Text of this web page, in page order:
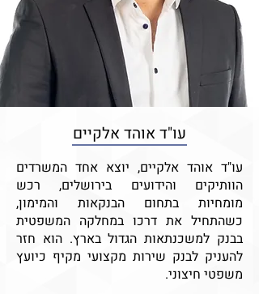
עו"ד אוהד אלקיים
עו"ד אוהד אלקיים, יוצא אחד המשרדים
הוותיקים והידועים בירושלים, רכש
מומחיות בתחום הבנקאות והמימון,
כשהתחיל את דרכו במחלקה המשפטית
בבנק למשכנתאות הגדול בארץ. הוא חזר
להעניק לבנק שירות מקצועי מקיף כיועץ
משפטי חיצוני.